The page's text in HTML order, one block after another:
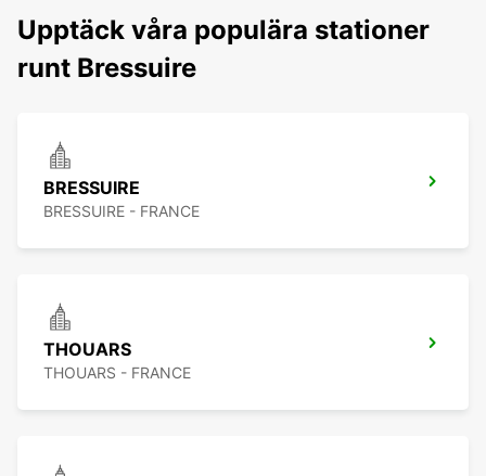
Upptäck våra populära stationer
runt Bressuire
BRESSUIRE
BRESSUIRE - FRANCE
THOUARS
THOUARS - FRANCE